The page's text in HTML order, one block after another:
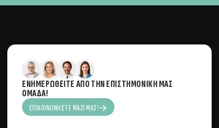
ΕΝΗΜΕΡΩΘΕΊΤΕ ΑΠΌ ΤΗΝ ΕΠΙΣΤΗΜΟΝΙΚΉ ΜΑΣ
ΟΜΆΔΑ!
ΕΠΙΚΟΙΝΩΝΉΣΤΕ ΜΑΖΊ ΜΑΣ!